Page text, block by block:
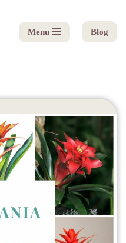
Menu Blog